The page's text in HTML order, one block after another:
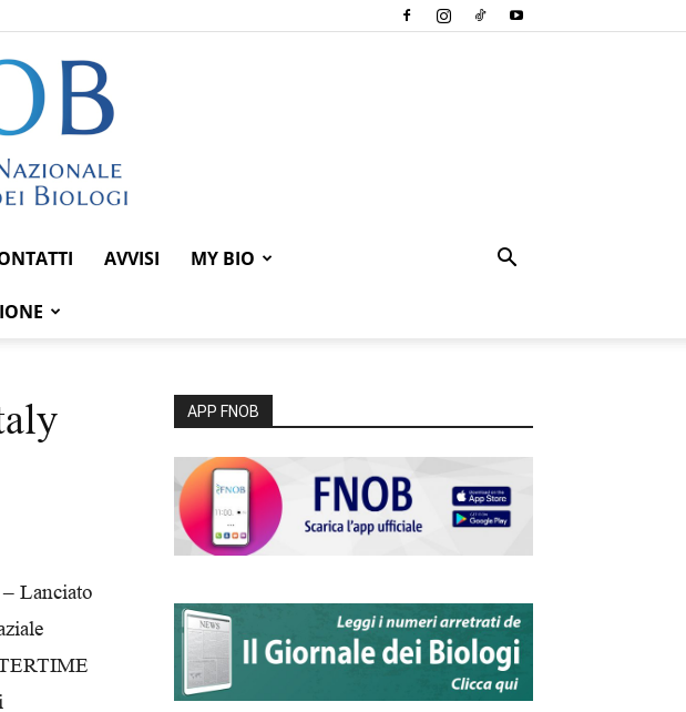
AVVISI MY BIO
Lanciato
APP FNOB